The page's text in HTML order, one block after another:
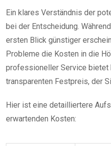
Ein klares Verständnis der
bei der Entscheidung.
ersten Blick günstiger
Probleme die Kosten in die
professioneller Service bietet
transparenten Festpreis, der
Hier ist eine detailliertere
erwartenden Kosten: